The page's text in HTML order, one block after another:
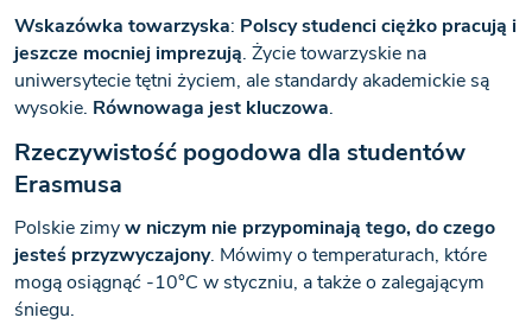
Wskazówka towarzyska: Polscy studenci ciężko pracują i
jeszcze mocniej imprezują. Życie towarzyskie na
uniwersytecie tętni życiem, ale standardy akademickie są
wysokie. Równowaga jest kluczowa.
Rzeczywistość pogodowa dla studentów
Erasmusa
Polskie zimyw niczym nie przypominają tego, do czego
jesteś przyzwyczajony. Mówimy o temperaturach, które
mogą osiągnąć -10°C w styczniu, a także o zalegającym
śniegu.